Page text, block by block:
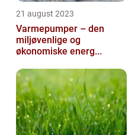
21 august 2023
Varmepumper – den
miljøvenlige og
økonomiske energ...